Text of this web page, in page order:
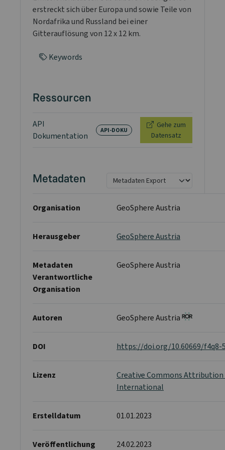
erstreckt sich über Europa und sowie Teile von
Nordafrika und Russland bei einer
Gitterauflösung von 12 x 12 km.
Keywords
Ressourcen
API
Dokumentation
API-DOKU
Gehe zum
Datensatz
Metadaten
Organisation GeoSphere Austria
Herausgeber GeoSphere Austria
Metadaten
Verantwortliche
Organisation
GeoSphere Austria
Autoren GeoSphere Austria
DOI https://doi.org/10.60669/f4q8-
Lizenz
Creative Commons Attribution
International
Erstelldatum 01.01.2023
Veröffentlichung 24.02.2023